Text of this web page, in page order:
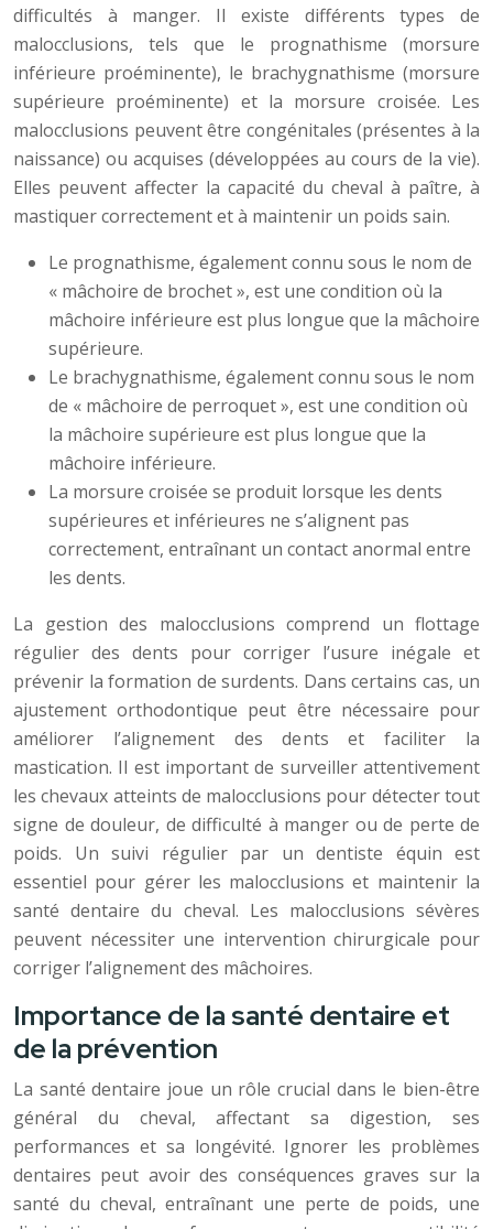
difficultés à manger. Il existe différents types de
malocclusions, tels que le prognathisme (morsure
inférieure proéminente), le brachygnathisme (morsure
supérieure proéminente) et la morsure croisée. Les
malocclusions peuvent être congénitales (présentes à la
naissance) ou acquises (développées au cours de la vie).
Elles peuvent affecter la capacité du cheval à paître, à
mastiquer correctement et à maintenir un poids sain.
Le prognathisme, également connu sous le nom de
« mâchoire de brochet », est une condition où la
mâchoire inférieure est plus longue que la mâchoire
supérieure.
Le brachygnathisme, également connu sous le nom
de « mâchoire de perroquet », est une condition où
la mâchoire supérieure est plus longue que la
mâchoire inférieure.
La morsure croisée se produit lorsque les dents
supérieures et inférieures ne s’alignent pas
correctement, entraînant un contact anormal entre
les dents.
La gestion des malocclusions comprend un flottage
régulier des dents pour corriger l’usure inégale et
prévenir la formation de surdents. Dans certains cas, un
ajustement orthodontique peut être nécessaire pour
améliorer l’alignement des dents et faciliter la
mastication. Il est important de surveiller attentivement
les chevaux atteints de malocclusions pour détecter tout
signe de douleur, de difficulté à manger ou de perte de
poids. Un suivi régulier par un dentiste équin est
essentiel pour gérer les malocclusions et maintenir la
santé dentaire du cheval. Les malocclusions sévères
peuvent nécessiter une intervention chirurgicale pour
corriger l’alignement des mâchoires.
Importance de la santé dentaire et
de la prévention
La santé dentaire joue un rôle crucial dans le bien-être
général du cheval, affectant sa digestion, ses
performances et sa longévité. Ignorer les problèmes
dentaires peut avoir des conséquences graves sur la
santé du cheval, entraînant une perte de poids, une